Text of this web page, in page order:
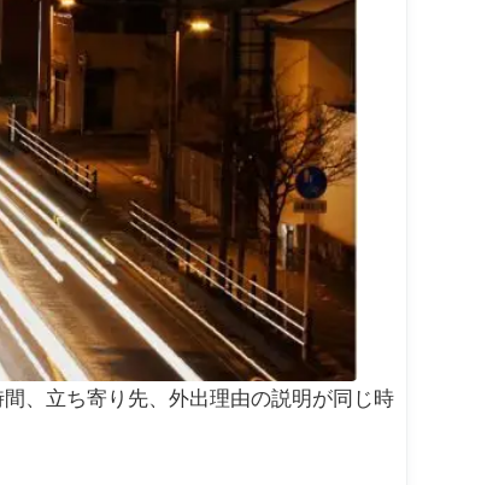
、立ち寄り先、外出理由の説明が同じ時